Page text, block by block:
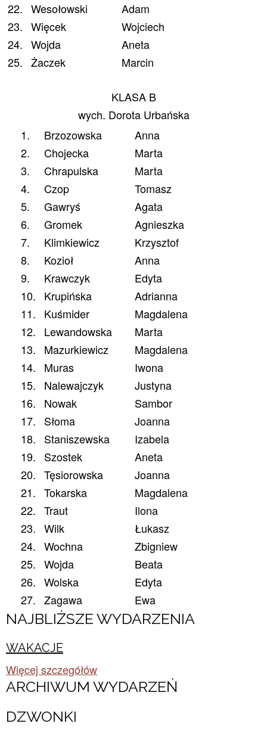
22. Wesołowski
Adam
23. Więcek
Wojciech
24. Wojda
Aneta
25. Żaczek Marcin
KLASA B
wych. Dorota Urbańska
1.
Brzozowska
Anna
2.
Chojecka
Marta
3.
Chrapulska
Marta
4.
Czop
Tomasz
5.
Gawryś
Agata
6.
Gromek
Agnieszka
7.
Klimkiewicz
Krzysztof
8.
Kozioł
Anna
9.
Krawczyk
Edyta
10.
Krupińska
Adrianna
11.
Kuśmider
Magdalena
12.
Lewandowska
Marta
13.
Mazurkiewicz
Magdalena
14.
Muras
Iwona
15.
Nalewajczyk
Justyna
16.
Nowak
Sambor
17.
Słoma
Joanna
18.
Staniszewska
Izabela
19.
Szostek
Aneta
20. Tęsiorowska
Joanna
21. Tokarska
Magdalena
22. Traut
Ilona
23. Wilk
Łukasz
24. Wochna
Zbigniew
25. Wojda
Beata
26. Wolska
Edyta
27. Zagawa Ewa
NAJBLIŻSZE WYDARZENIA
WAKACJE
Więcej szczegółów
ARCHIWUM WYDARZEŃ​
DZWONKI